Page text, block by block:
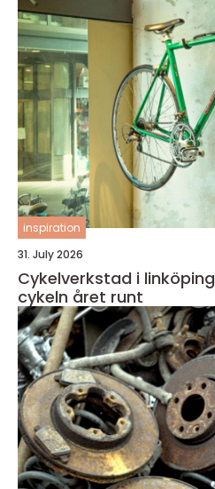
inspiration
31. July 2026
Cykelverkstad i linköping så tar du hand om
cykeln året runt